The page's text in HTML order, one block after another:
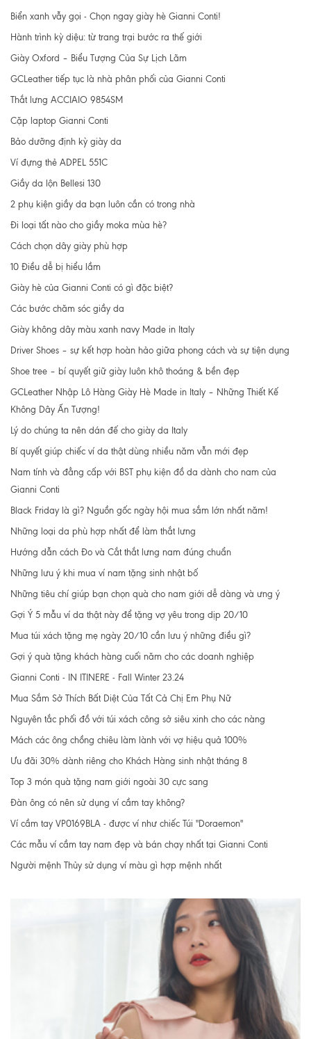
Biển xanh vẫy gọi - Chọn ngay giày hè Gianni Conti!
Hành trình kỳ diệu: từ trang trại bước ra thế giới
Giày Oxford – Biểu Tượng Của Sự Lịch Lãm
GCLeather tiếp tục là nhà phân phối của Gianni Conti
Thắt lưng ACCIAIO 9854SM
Cặp laptop Gianni Conti
Bảo dưỡng định kỳ giày da
Ví đựng thẻ ADPEL 551C
Giầy da lộn Bellesi 130
2 phụ kiện giầy da bạn luôn cần có trong nhà
Đi loại tất nào cho giầy moka mùa hè?
Cách chọn dây giày phù hợp
10 Điều dễ bị hiểu lầm
Giày hè của Gianni Conti có gì đặc biệt?
Các bước chăm sóc giầy da
Giày không dây màu xanh navy Made in Italy
Driver Shoes – sự kết hợp hoàn hảo giữa phong cách và sự tiện dụng
Shoe tree – bí quyết giữ giày luôn khô thoáng & bền đẹp
GCLeather Nhập Lô Hàng Giày Hè Made in Italy – Những Thiết Kế
Không Dây Ấn Tượng!
Lý do chúng ta nên dán đế cho giày da Italy
Bí quyết giúp chiếc ví da thật dùng nhiều năm vẫn mới đẹp
Nam tính và đẳng cấp với BST phụ kiện đồ da dành cho nam của
Gianni Conti
Black Friday là gì? Nguồn gốc ngày hội mua sắm lớn nhất năm!
Những loại da phù hợp nhất để làm thắt lưng
Hướng dẫn cách Đo và Cắt thắt lưng nam đúng chuẩn
Những lưu ý khi mua ví nam tặng sinh nhật bố
Những tiêu chí giúp bạn chọn quà cho nam giới dễ dàng và ưng ý
Gợi Ý 5 mẫu ví da thật này để tặng vợ yêu trong dịp 20/10
Mua túi xách tặng mẹ ngày 20/10 cần lưu ý những điều gì?
Gợi ý quà tặng khách hàng cuối năm cho các doanh nghiệp
Gianni Conti - IN ITINERE - Fall Winter 23.24
Mua Sắm Sở Thích Bất Diệt Của Tất Cả Chị Em Phụ Nữ
Nguyên tắc phối đồ với túi xách công sở siêu xinh cho các nàng
Mách các ông chồng chiêu làm lành với vợ hiệu quả 100%
Ưu đãi 30% dành riêng cho Khách Hàng sinh nhật tháng 8
Top 3 món quà tặng nam giới ngoài 30 cực sang
Đàn ông có nên sử dụng ví cầm tay không?
Ví cầm tay VP0169BLA - được ví như chiếc Túi "Doraemon"
Các mẫu ví cầm tay nam đẹp và bán chạy nhất tại Gianni Conti
Người mệnh Thủy sử dụng ví màu gì hợp mệnh nhất